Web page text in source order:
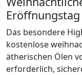
Eröffnungstag
Das besondere
kostenlose
ätherischen Ölen
erforderlich,